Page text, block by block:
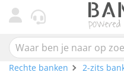
Rechte banken
2-zits